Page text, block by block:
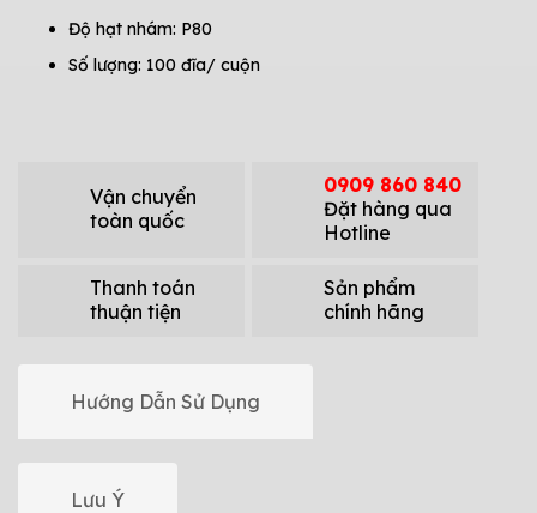
Độ hạt nhám: P80
Số lượng: 100 đĩa/ cuộn
Vận chuyển
toàn quốc
0909 860 840
Đặt hàng qua
Hotline
Thanh toán
thuận tiện
Sản phẩm
chính hãng
Hướng Dẫn Sử Dụng
Lưu Ý